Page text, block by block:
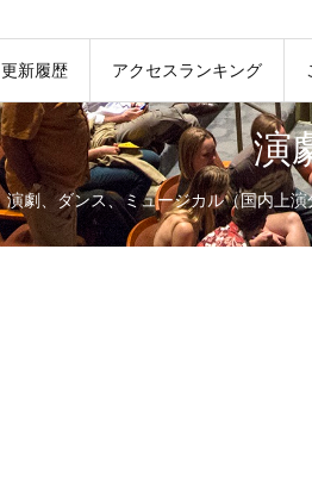
更新履歴 アクセスランキング
演
演劇、ダンス、ミュージカル（国内上